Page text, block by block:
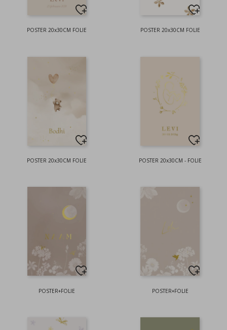
POSTER 20x30CM FOLIE POSTER 20x30CM FOLIE
POSTER 20x30CM FOLIE POSTER 20x30CM - FOLIE
POSTER+FOLIE POSTER+FOLIE